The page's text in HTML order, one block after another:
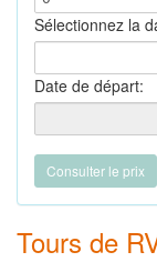
Sélectionnez la
Date de départ:
Tours de